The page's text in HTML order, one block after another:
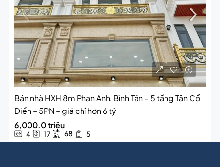
Bán nhà HXH 8m Phan Anh, Bình Tân – 5 tầng Tân Cổ
Điển – 5PN – giá chỉ hơn 6 tỷ
6,000.0 triệu
4 17 68 5